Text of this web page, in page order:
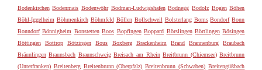
Bodenkirchen Bodenmais Bodenwöhr Bodman-Ludwigshafen Bodnegg Bodolz Bogen Böhen
Böhl-Iggelheim Böhmenkirch Böhmfeld Böllen Bollschweil Bolsterlang Boms Bondorf Bonn
Bonndorf Bönnigheim Bonstetten Boos Bopfingen Boppard Börslingen Börtlingen Bösingen
Böttingen
Bottrop Bötzingen Bous Boxberg Brackenheim Brand Brannenburg
Braubach
Bräunlingen Braunsbach Braunschweig Breisach am Rhein Breitbrunn (Chiemsee) Breitbrunn
(Unterfranken) Breitenberg Breitenbrunn (Oberpfalz) Breitenbrunn (Schwaben) Breitengüßbach